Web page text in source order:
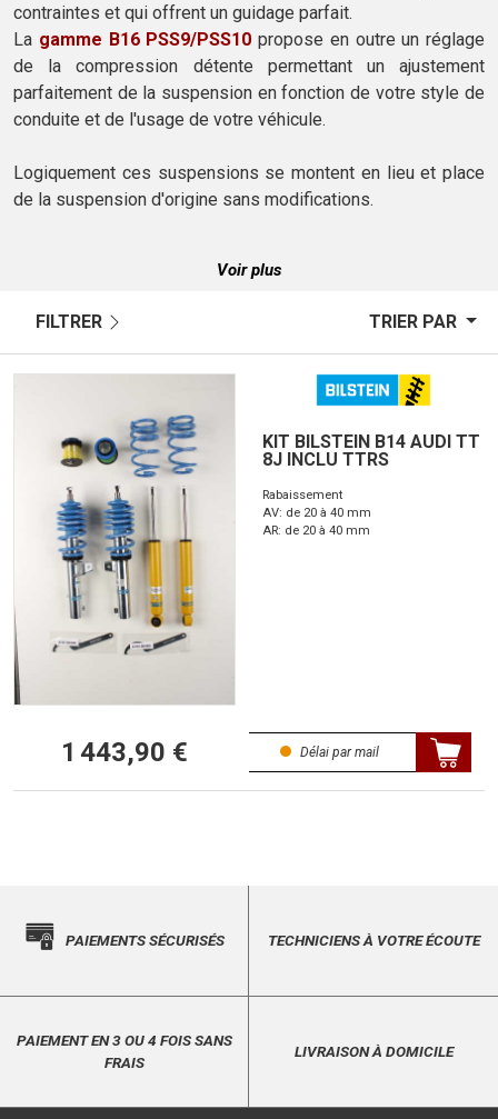
contraintes et qui offrent un guidage parfait.
La gamme B16 PSS9/PSS10 propose en outre un réglage
de la compression détente permettant un ajustement
parfaitement de la suspension en fonction de votre style de
conduite et de l'usage de votre véhicule.
Logiquement ces suspensions se montent en lieu et place
de la suspension d'origine sans modifications.
Voir plus
FILTRER TRIER PAR
KIT BILSTEIN B14 AUDI TT
8J INCLU TTRS
Rabaissement
AV: de 20 à 40 mm
AR: de 20 à 40 mm
1 443,90 € Délai par mail
PAIEMENTS SÉCURISÉS TECHNICIENS À VOTRE ÉCOUTE
PAIEMENT EN 3 OU 4 FOIS SANS
FRAIS
LIVRAISON À DOMICILE